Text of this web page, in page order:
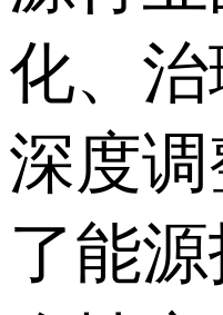
化、
深度
了能